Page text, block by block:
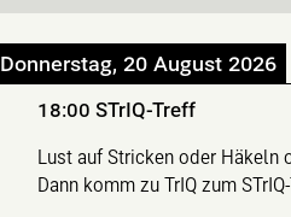
Donnerstag, 20 August 2026
18:00 STrIQ-Treff
Lust auf Stricken oder Häkeln
Dann komm zu TrIQ zum